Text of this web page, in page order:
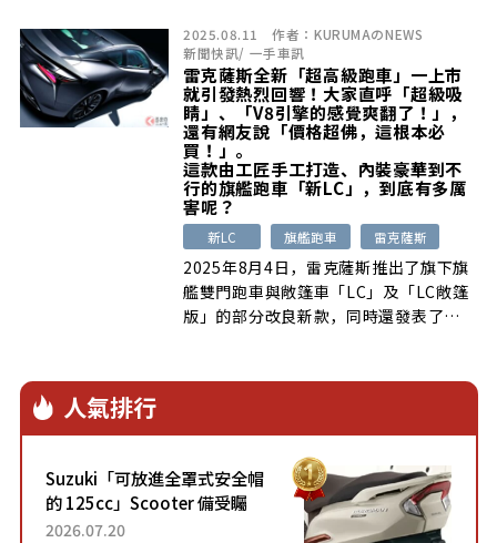
Morizo（豐田章男）親自領軍，結合多
位賽事職業車手共同參與調校，以
「Driver-First造車邏輯」從底盤、操控
反饋到車身結構，徹底重新解構。
2025.08.11 作者： KURUMAのNEWS
新聞快訊/ 一手車訊
雷克薩斯全新「超高級跑車」一上市
就引發熱烈回響！大家直呼「超級吸
睛」、「V8引擎的感覺爽翻了！」，
還有網友說「價格超佛，這根本必
買！」。
這款由工匠手工打造、內裝豪華到不
行的旗艦跑車「新LC」，到底有多厲
害呢？
新LC 旗艦跑車 雷克薩斯
2025年8月4日，雷克薩斯推出了旗下旗
艦雙門跑車與敞篷車「LC」及「LC敞篷
版」的部分改良新款，同時還發表了
人氣排行
Suzuki「可放進全罩式安全帽
的 125cc」Scooter 備受矚
目！採用全新流線設計與各項
2026.07.20